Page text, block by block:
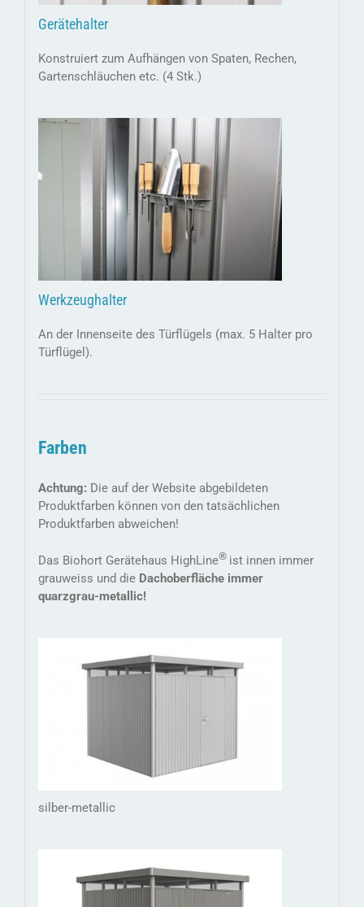
Gerätehalter
Konstruiert zum Aufhängen von Spaten, Rechen,
Gartenschläuchen etc. (4 Stk.)
Werkzeughalter
An der Innenseite des Türflügels (max. 5 Halter pro
Türflügel).
Farben
Achtung: Die auf der Website abgebildeten
Produktfarben können von den tatsächlichen
Produktfarben abweichen!
Das Biohort Gerätehaus HighLine® ist innen immer
grauweiss und die Dachoberfläche immer
quarzgrau-metallic!
silber-metallic